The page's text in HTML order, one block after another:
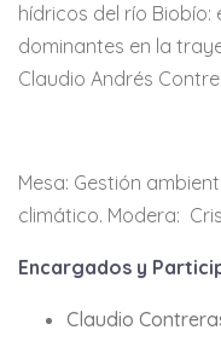
hídricos del río
dominantes en la
Claudio Andrés
Mesa: Gestión
climático. Modera:
Encargados y
Claudio